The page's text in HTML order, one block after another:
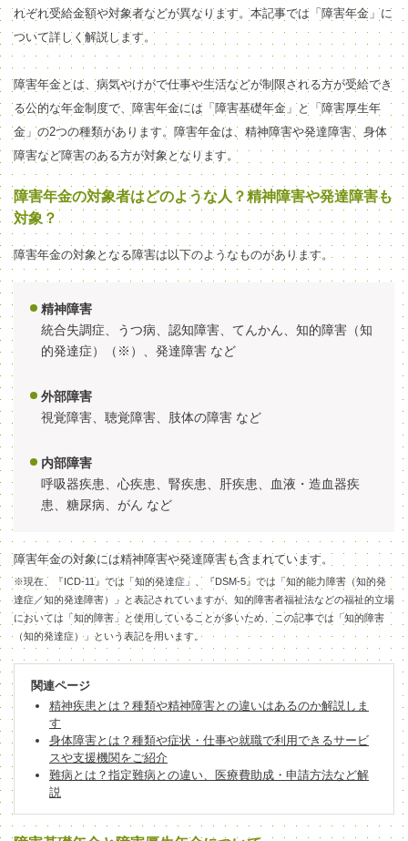
れぞれ受給金額や対象者などが異なります。本記事では「障害年金」に
ついて詳しく解説します。
障害年金とは、病気やけがで仕事や生活などが制限される方が受給でき
る公的な年金制度で、障害年金には「障害基礎年金」と「障害厚生年
金」の2つの種類があります。障害年金は、精神障害や発達障害、 身体
障害など障害のある方が対象となります。
障害年金の対象者はどのような人？精神障害や発達障害も
対象？
障害年金の対象となる障害は 以下のようなものがあります。
精神障害
統合失調症、うつ病、認知障害、てんかん、知的障害（知
的発達症）（※）、発達障害 など
外部障害
視覚障害、聴覚障害、肢体の障害 など
内部障害
呼吸器疾患、心疾患、腎疾患、肝疾患、血液・造血器疾
患、糖尿病、がん など
障害年金の対象には精神障害や発達障害も含まれています。
※現在、『ICD-11』では「知的発達症」、『DSM-5』では「知的能力障害（知的発
達症／知的発達障害）」と表記されていますが、知的障害者福祉法などの福祉的立場
においては「知的障害」と使用していることが多いため、この記事では「知的障害
（知的発達症）」という表記を用います。
関連ページ
精神疾患とは？種類や精神障害との違いはあるのか解説しま
す
身体障害とは？種類や症状・仕事や就職で利用できるサービ
スや支援機関をご紹介
難病とは？指定難病との違い、医療費助成・申請方法など解
説